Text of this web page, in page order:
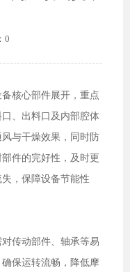
0
核心部件展开，重点
、出料口及内部腔体
与干燥效果，同时防
件的完好性，及时更
，保障设备节能性
传动部件、轴承等易
保运转流畅，降低摩